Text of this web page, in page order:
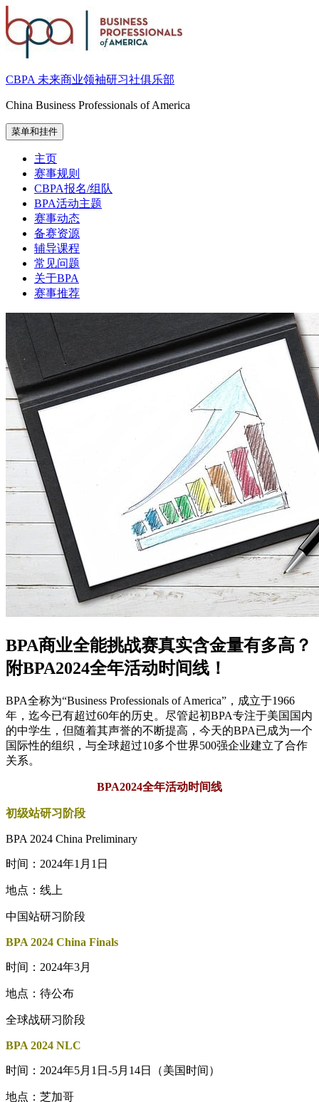
至
内
CBPA 未来商业领袖研习社俱乐部
China Business Professionals of America
菜单和挂件
主页
赛事规则
CBPA报名/组队
BPA活动主题
赛事动态
备赛资源
辅导课程
常见问题
关于BPA
赛事推荐
BPA商业全能挑战赛真实含金量有多高？
附BPA2024全年活动时间线！
BPA全称为“Business Professionals of America”，成立于1966
年，迄今已有超过60年的历史。尽管起初BPA专注于美国国内
的中学生，但随着其声誉的不断提高，今天的BPA已成为一个
国际性的组织，与全球超过10多个世界500强企业建立了合作
关系。
BPA2024全年活动时间线
初级站研习阶段
BPA 2024 China Preliminary
时间：2024年1月1日
地点：线上
中国站研习阶段
BPA 2024 China Finals
时间：2024年3月
地点：待公布
全球战研习阶段
BPA 2024 NLC
时间：2024年5月1日-5月14日（美国时间）
地点：芝加哥